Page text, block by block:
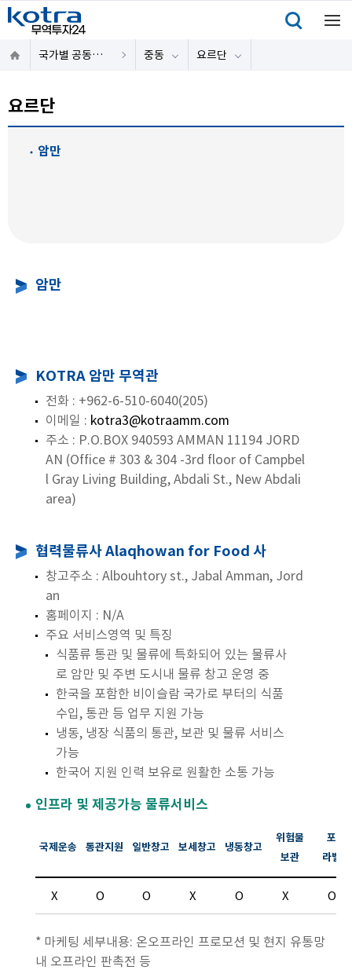
국가별 공동물류센터 중동 요르단
요르단
암만
암만
KOTRA 암만 무역관
전화 : +962-6-510-6040(205)
이메일 : kotra3@kotraamm.com
주소 : P.O.BOX 940593 AMMAN 11194 JORD
AN (Office # 303 & 304 -3rd floor of Campbel
l Gray Living Building, Abdali St., New Abdali
area)
협력물류사 Alaqhowan for Food 사
창고주소 : Albouhtory st., Jabal Amman, Jord
an
홈페이지 : N/A
주요 서비스영역 및 특징
식품류 통관 및 물류에 특화되어 있는 물류사
로 암만 및 주변 도시내 물류 창고 운영 중
한국을 포함한 비이슬람 국가로 부터의 식품
수입, 통관 등 업무 지원 가능
냉동, 냉장 식품의 통관, 보관 및 물류 서비스
가능
한국어 지원 인력 보유로 원활한 소통 가능
인프라 및 제공가능 물류서비스
국제운송 통관지원 일반창고 보세창고 냉동창고
위험물
보관
포장
라벨링
X O O X O X O
* 마케팅 세부내용: 온오프라인 프로모션 및 현지 유통망
내 오프라인 판촉전 등